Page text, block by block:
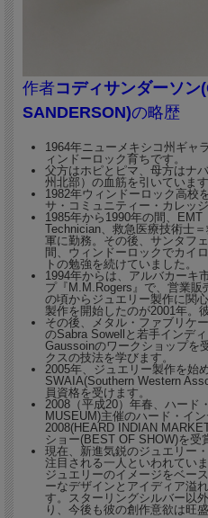
イディアが大きな魅力で
す。
カジュアルウェアとの相
スーツファッションとの
お勧めします。
作者コディサンダーソン
SANDERSON)の略歴
1964年ニューメキシコ州ギャ
ィンドーロック育ちです。
父方はホピとピマ、母方はナ
州北部）の血筋を引いています
1982年ウィンドーロック高校
サ・コミュニティー・カレッ
1985年から1990年の間、EMT
Technician、救急医療技術士
軍に勤務。その後、サンタフ
間、ウィンドーロックでカイ
トの勉強を続けていました。
1994年からは、アルバカーキ
プ『M.M.Rogers』で、営業販
の頃からジュエリー製作に関
製作を開始したのが2001年。
その後、メタル・ファブリケ
のSabra Sowellと若手インデ
Gaussoinのワークショップを
クスの技法を学びます。
2005年、ジュエリー製作を始
SWAIA(Southern Western
員資格を受けます。
2008（平成20）年春、ハード
MUSEUM)主催のハード・イ
2008(HEARD INDIAN
ショー(BEST OF SHOW)を受
現在、新進気鋭のジュエリー
注目される一人といわれてい
ジュエリーのイメージをベー
ーなデザインとアイディア溢
す。スターリングシルバー以
り、今後も彼の創作意欲は旺盛